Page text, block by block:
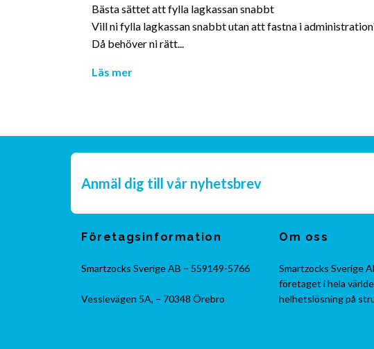
Bästa sättet att fylla lagkassan snabbt
Vill ni fylla lagkassan snabbt utan att fastna i
Då behöver ni rätt...
Läs mer
Anmäl dig till vår nyhetsbrev
Företagsinformation
Smartzocks Sverige AB – 559149-5766
Vesslevägen 5A, – 70348 Örebro
Om oss
Smartzocks Sverige
företaget i hela
helhetslösning på